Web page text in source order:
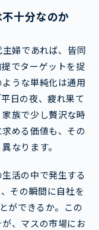
十分なのか
婦であれば、皆同
でターゲットを捉
うな単純化は通用
日の夜、疲れ果て
族で少し贅沢な時
める価値も、その
なります。
活の中で発生する
その瞬間に自社を
ができるか。この
が、マスの市場にお